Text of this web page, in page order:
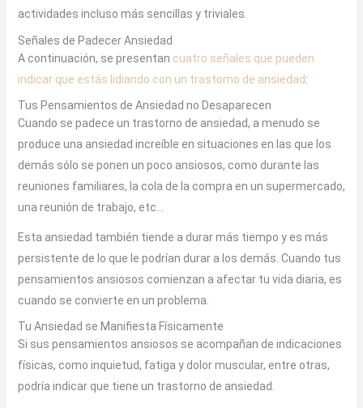
actividades incluso más sencillas y triviales.
Señales de Padecer Ansiedad
A continuación, se presentan cuatro señales que pueden
indicar que estás lidiando con un trastorno de ansiedad:
Tus Pensamientos de Ansiedad no Desaparecen
Cuando se padece un trastorno de ansiedad, a menudo se
produce una ansiedad increíble en situaciones en las que los
demás sólo se ponen un poco ansiosos, como durante las
reuniones familiares, la cola de la compra en un supermercado,
una reunión de trabajo, etc…
Esta ansiedad también tiende a durar más tiempo y es más
persistente de lo que le podrían durar a los demás. Cuando tus
pensamientos ansiosos comienzan a afectar tu vida diaria, es
cuando se convierte en un problema.
Tu Ansiedad se Manifiesta Físicamente
Si sus pensamientos ansiosos se acompañan de indicaciones
físicas, como inquietud, fatiga y dolor muscular, entre otras,
podría indicar que tiene un trastorno de ansiedad.